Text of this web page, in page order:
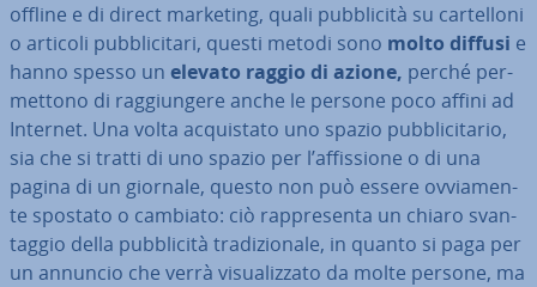
offline e di direct marketing, quali pub­bli­ci­tà su car­tel­lo­ni
o articoli pub­bli­ci­ta­ri, questi metodi sono molto diffusi e
hanno spesso un elevato raggio di azione, perché per­
met­to­no di rag­giun­ge­re anche le persone poco affini ad
Internet. Una volta ac­qui­sta­to uno spazio pub­bli­ci­ta­rio,
sia che si tratti di uno spazio per l’af­fis­sio­ne o di una
pagina di un giornale, questo non può essere ov­via­men­
te spostato o cambiato: ciò rap­pre­sen­ta un chiaro svan­
tag­gio della pub­bli­ci­tà tra­di­zio­na­le, in quanto si paga per
un annuncio che verrà vi­sua­liz­za­to da molte persone, ma